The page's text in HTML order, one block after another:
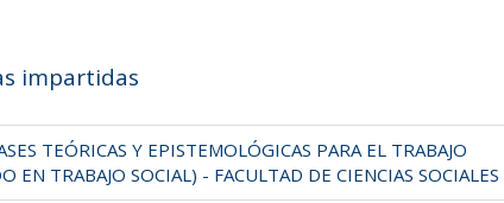
impartidas
TEÓRICAS Y EPISTEMOLÓGICAS PARA EL TRABAJO
EN TRABAJO SOCIAL) - FACULTAD DE CIENCIAS SOCIALES